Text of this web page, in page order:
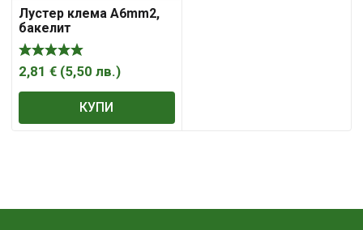
Лустер клема А6mm2,
бакелит
2,81 € (5,50 лв.)
КУПИ